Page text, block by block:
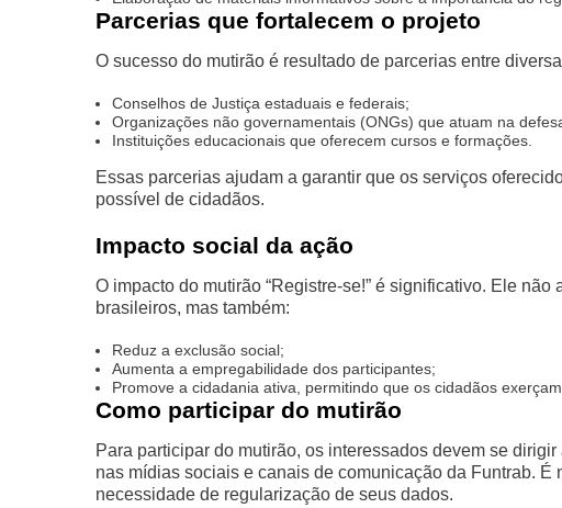
Parcerias que fortalecem o projeto
O sucesso do mutirão é resultado de parcerias entre
Conselhos de Justiça estaduais e federais;
Organizações não governamentais (ONGs) que atuam na
Instituições educacionais que oferecem cursos e formações.
Essas parcerias ajudam a garantir que os serviços
possível de cidadãos.
Impacto social da ação
O impacto do mutirão “Registre-se!” é significativo. Ele
brasileiros, mas também:
Reduz a exclusão social;
Aumenta a empregabilidade dos participantes;
Promove a cidadania ativa, permitindo que os cidadãos
Como participar do mutirão
Para participar do mutirão, os interessados devem se
nas mídias sociais e canais de comunicação da Funtrab.
necessidade de regularização de seus dados.